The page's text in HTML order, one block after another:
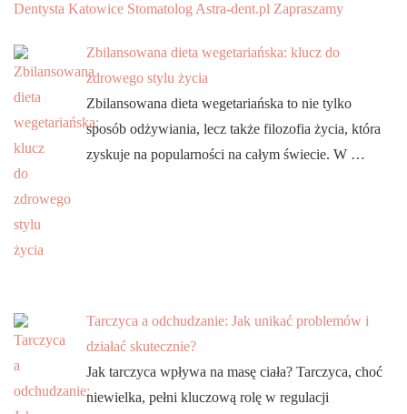
Dentysta Katowice Stomatolog Astra-dent.pl Zapraszamy
Zbilansowana dieta wegetariańska: klucz do
zdrowego stylu życia
Zbilansowana dieta wegetariańska to nie tylko
sposób odżywiania, lecz także filozofia życia, która
zyskuje na popularności na całym świecie. W …
Tarczyca a odchudzanie: Jak unikać problemów i
działać skutecznie?
Jak tarczyca wpływa na masę ciała? Tarczyca, choć
niewielka, pełni kluczową rolę w regulacji